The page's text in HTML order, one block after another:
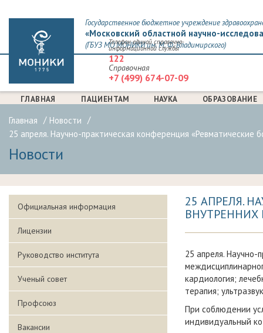
Государственное бюджетное учреждение
«Московский областной научно-
(ГБУЗ МО МОНИКИ им. М. Ф. Владимирского)
Телефон единой справочно-
информационной службы
122
Справочная
+7 (499) 674-07-09
ГЛАВНАЯ ПАЦИЕНТАМ НАУКА ОБРАЗОВАНИЕ
Главная
Новости
25 апреля. Научно-практическая конференция
Новости
Официальная информация
Лицензии
Руководство института
Ученый совет
Профсоюз
Вакансии
25 АПРЕЛЯ.
25 апреля. Научно-
кардиология;
терапия;
При соблюдении
индивидуальный